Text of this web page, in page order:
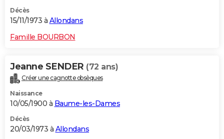
Décès
15/11/1973 à Allondans
Famille BOURBON
Jeanne SENDER (72 ans)
Créer une cagnotte obsèques
Naissance
10/05/1900 à Baume-les-Dames
Décès
20/03/1973 à Allondans